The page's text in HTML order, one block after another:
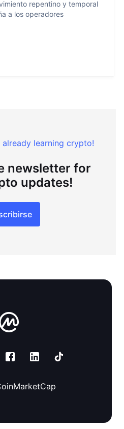
repentino y temporal
a los operadores
learning crypto!
newsletter for
updates!